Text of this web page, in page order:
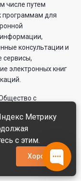
числе путем
программам для
информации,
консультации и
сервисы,
электронных книг
с
ул. Большая
7Н,ИНН
ОКВЭД : 85.42
Метрику
с этим.
Хорошо